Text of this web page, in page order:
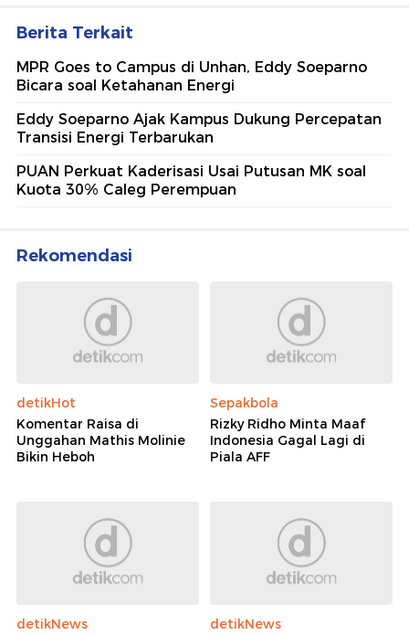
Berita Terkait
MPR Goes to Campus di Unhan, Eddy Soeparno
Bicara soal Ketahanan Energi
Eddy Soeparno Ajak Kampus Dukung Percepatan
Transisi Energi Terbarukan
PUAN Perkuat Kaderisasi Usai Putusan MK soal
Kuota 30% Caleg Perempuan
Rekomendasi
detikHot
Komentar Raisa di
Unggahan Mathis Molinie
Bikin Heboh
Sepakbola
Rizky Ridho Minta Maaf
Indonesia Gagal Lagi di
Piala AFF
detikNews
detikNews